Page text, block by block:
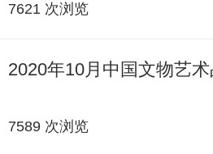
7621 次浏览
2020年10月中国文物艺
7589 次浏览